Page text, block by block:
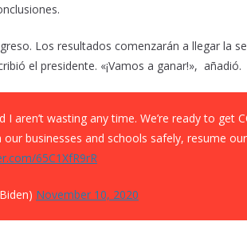
Los resultados comenzarán a llegar la
el presidente. «¡Vamos a ganar!», añadió.
I aren’t wasting any time. We’re ready to get
businesses and schools safely, resume
65C1XfR9rR
November 10, 2020